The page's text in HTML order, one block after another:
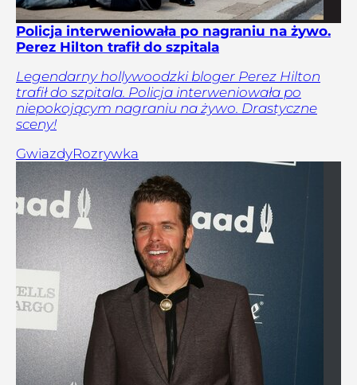
Policja interweniowała po nagraniu na żywo.
Perez Hilton trafił do szpitala
Legendarny hollywoodzki bloger Perez Hilton
trafił do szpitala. Policja interweniowała po
niepokojącym nagraniu na żywo. Drastyczne
sceny!
GwiazdyRozrywka